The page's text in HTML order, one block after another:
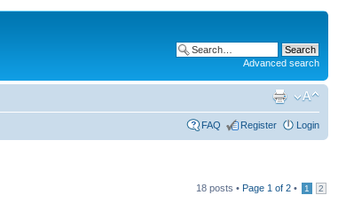
Advanced search
FAQ Register Login
18 posts • Page 1 of 2 • 1 2